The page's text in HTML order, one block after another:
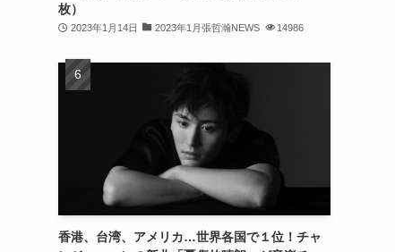
(26)
(23)
(13)
(8)
枚）
2023年1月14日 2023年1月張哲瀚NEWS 14986
香港、台湾、アメリカ…世界各国で１位！チャ